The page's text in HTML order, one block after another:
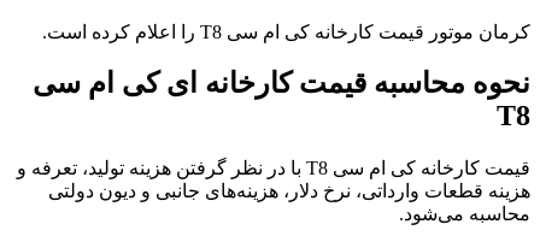
کرمان موتور قیمت کارخانه کی ام سی T8 را اعلام کرده است.
نحوه محاسبه قیمت کارخانه ای کی ام سی
T8
قیمت کارخانه کی ام سی T8 با در نظر گرفتن هزینه تولید، تعرفه و
هزینه قطعات وارداتی، نرخ دلار، هزینه‌های جانبی و دیون دولتی
محاسبه می‌شود.